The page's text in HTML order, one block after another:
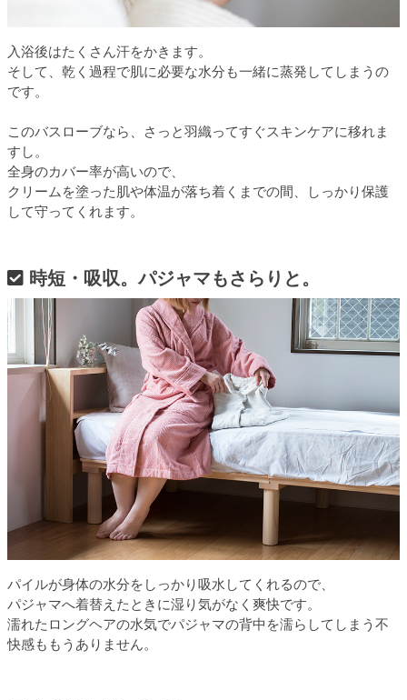
入浴後はたくさん汗をかきます。
そして、乾く過程で肌に必要な水分も一緒に蒸発してしまうの
です。
このバスローブなら、さっと羽織ってすぐスキンケアに移れま
すし。
全身のカバー率が高いので、
クリームを塗った肌や体温が落ち着くまでの間、しっかり保護
して守ってくれます。
時短・吸収。パジャマもさらりと。
パイルが身体の水分をしっかり吸水してくれるので、
パジャマへ着替えたときに湿り気がなく爽快です。
濡れたロングヘアの水気でパジャマの背中を濡らしてしまう不
快感ももうありません。